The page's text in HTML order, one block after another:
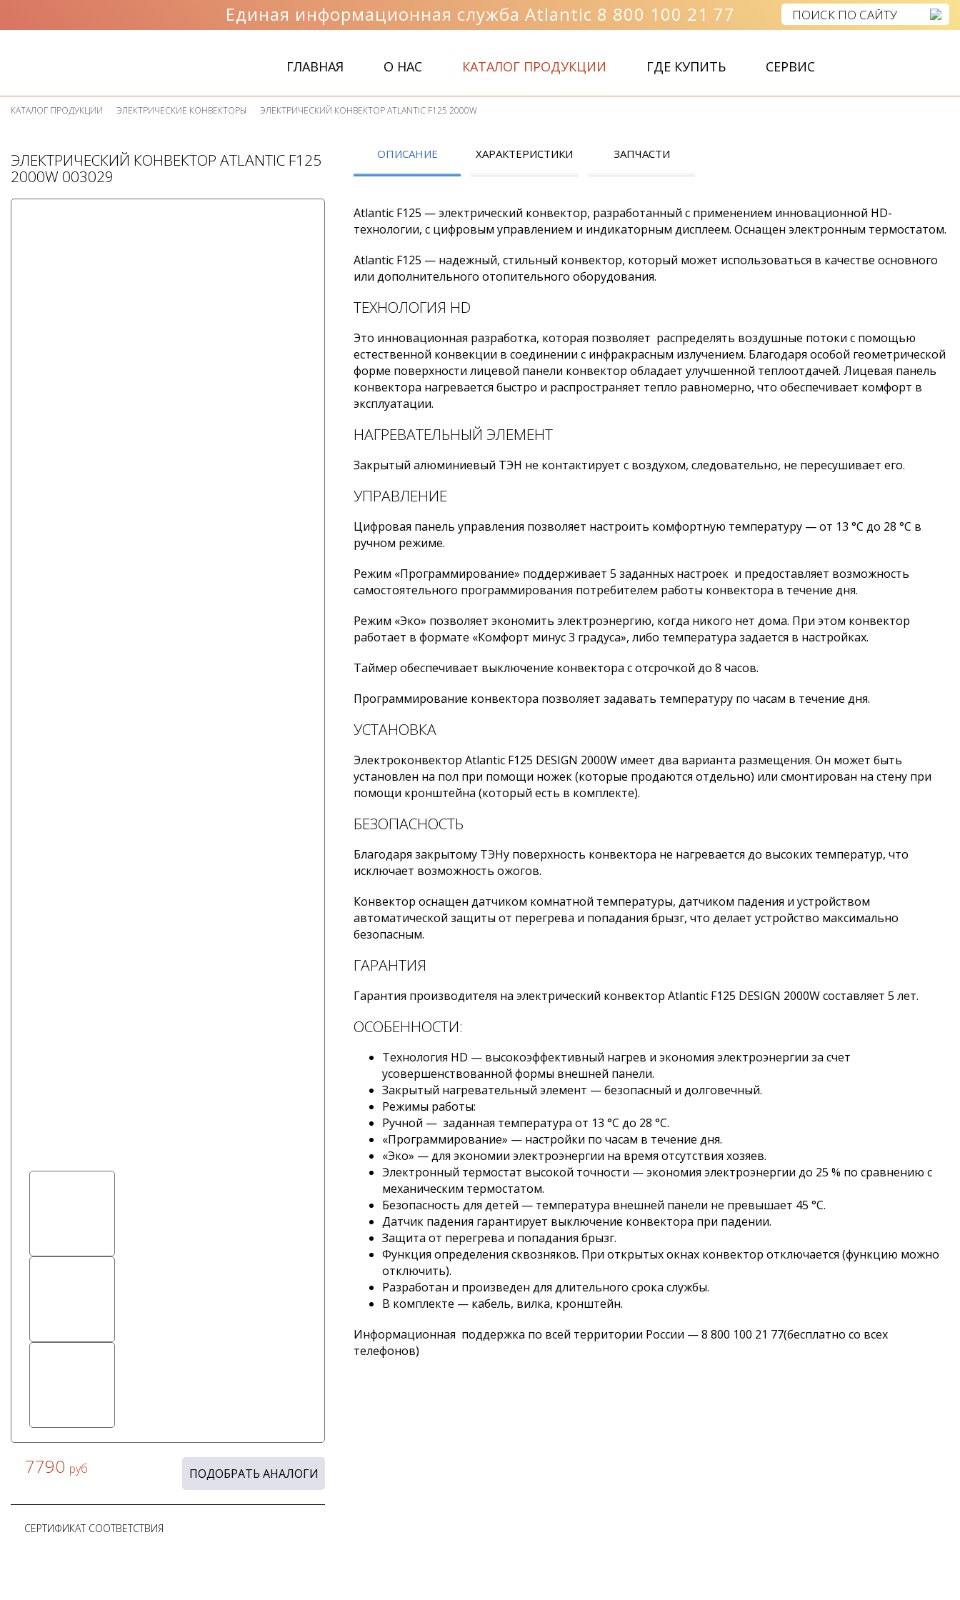
Единая информационная служба Atlantic 8 800 100 21 77
ГЛАВНАЯ О НАС КАТАЛОГ ПРОДУКЦИИ ГДЕ КУПИТЬ СЕРВИС
КАТАЛОГ ПРОДУКЦИИ ЭЛЕКТРИЧЕСКИЕ КОНВЕКТОРЫ ЭЛЕКТРИЧЕСКИЙ КОНВЕКТОР ATLANTIC F125 2000W
ЭЛЕКТРИЧЕСКИЙ КОНВЕКТОР ATLANTIC F125
2000W003029
7790 руб ПОДОБРАТЬ АНАЛОГИ
СЕРТИФИКАТ СООТВЕТСТВИЯ
ОПИСАНИЕ ХАРАКТЕРИСТИКИ ЗАПЧАСТИ
Atlantic F125 — электрический конвектор, разработанный с применением инновационной HD-
технологии, с цифровым управлением и индикаторным дисплеем. Оснащен электронным термостатом.
Atlantic F125 — надежный, стильный конвектор, который может использоваться в качестве основного
или дополнительного отопительного оборудования.
ТЕХНОЛОГИЯ HD
Это инновационная разработка, которая позволяет распределять воздушные потоки с помощью
естественной конвекции в соединении с инфракрасным излучением. Благодаря особой геометрической
форме поверхности лицевой панели конвектор обладает улучшенной теплоотдачей. Лицевая панель
конвектора нагревается быстро и распространяет тепло равномерно, что обеспечивает комфорт в
эксплуатации.
НАГРЕВАТЕЛЬНЫЙ ЭЛЕМЕНТ
Закрытый алюминиевый ТЭН не контактирует с воздухом, следовательно, не пересушивает его.
УПРАВЛЕНИЕ
Цифровая панель управления позволяет настроить комфортную температуру — от 13 °С до 28 °С в
ручном режиме.
Режим «Программирование» поддерживает 5 заданных настроек и предоставляет возможность
самостоятельного программирования потребителем работы конвектора в течение дня.
Режим «Эко» позволяет экономить электроэнергию, когда никого нет дома. При этом конвектор
работает в формате «Комфорт минус 3 градуса», либо температура задается в настройках.
Таймер обеспечивает выключение конвектора с отсрочкой до 8 часов.
Программирование конвектора позволяет задавать температуру по часам в течение дня.
УСТАНОВКА
Электроконвектор Atlantic F125 DESIGN 2000W имеет два варианта размещения. Он может быть
установлен на пол при помощи ножек (которые продаются отдельно) или смонтирован на стену при
помощи кронштейна (который есть в комплекте).
БЕЗОПАСНОСТЬ
Благодаря закрытому ТЭНу поверхность конвектора не нагревается до высоких температур, что
исключает возможность ожогов.
Конвектор оснащен датчиком комнатной температуры, датчиком падения и устройством
автоматической защиты от перегрева и попадания брызг, что делает устройство максимально
безопасным.
ГАРАНТИЯ
Гарантия производителя на электрический конвектор Atlantic F125 DESIGN 2000W составляет 5 лет.
ОСОБЕННОСТИ:
Технология HD — высокоэффективный нагрев и экономия электроэнергии за счет
усовершенствованной формы внешней панели.
Закрытый нагревательный элемент — безопасный и долговечный.
Режимы работы:
Ручной — заданная температура от 13 °С до 28 °С.
«Программирование» — настройки по часам в течение дня.
«Эко» — для экономии электроэнергии на время отсутствия хозяев.
Электронный термостат высокой точности — экономия электроэнергии до 25 % по сравнению с
механическим термостатом.
Безопасность для детей — температура внешней панели не превышает 45 °С.
Датчик падения гарантирует выключение конвектора при падении.
Защита от перегрева и попадания брызг.
Функция определения сквозняков. При открытых окнах конвектор отключается (функцию можно
отключить).
Разработан и произведен для длительного срока службы.
В комплекте — кабель, вилка, кронштейн.
Информационная поддержка по всей территории России — 8 800 100 21 77(бесплатно со всех
телефонов)